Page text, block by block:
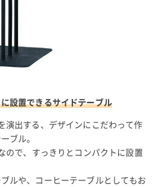
設置できるサイドテーブル
演出する、デザインにこだわって作
ブル。
ので、すっきりとコンパクトに設置
ルや、コーヒーテーブルとしてもお